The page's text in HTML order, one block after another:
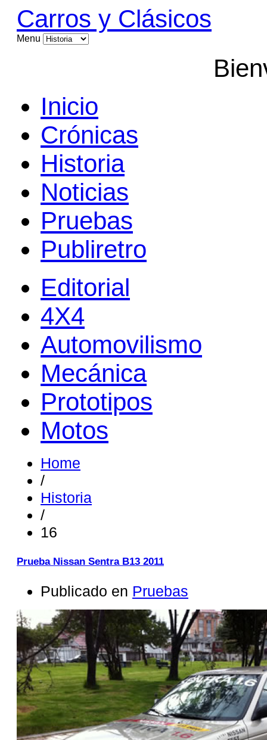
Carros y Clásicos
Menu
Inicio
Crónicas
Historia
Noticias
Pruebas
Publiretro
Editorial
4X4
Automovilismo
Mecánica
Prototipos
Motos
Home
/
Historia
/
16
Prueba Nissan Sentra B13 2011
Publicado en Pruebas